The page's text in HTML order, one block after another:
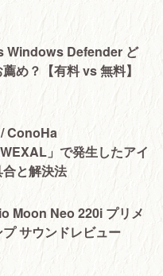
Windows Defender ど
め？【有料 vs 無料】
ConoHa
」で発生したアイ
と解決法
Moon Neo 220i プリメ
サウンドレビュー